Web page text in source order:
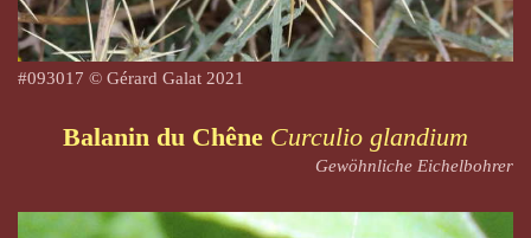
#093017 © Gérard Galat 2021
Balanin du Chêne Curculio glandium
Gewöhnliche Eichelbohrer